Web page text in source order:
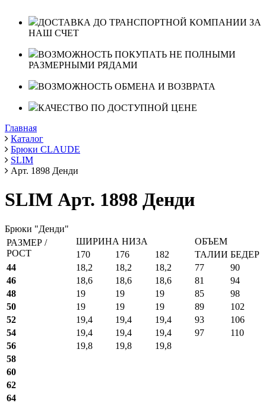
ДОСТАВКА ДО ТРАНСПОРТНОЙ КОМПАНИИ ЗА
НАШ СЧЕТ
ВОЗМОЖНОСТЬ ПОКУПАТЬ НЕ ПОЛНЫМИ
РАЗМЕРНЫМИ РЯДАМИ
ВОЗМОЖНОСТЬ ОБМЕНА И ВОЗВРАТА
КАЧЕСТВО ПО ДОСТУПНОЙ ЦЕНЕ
Главная
Каталог
Брюки CLAUDE
SLIM
Арт. 1898 Денди
SLIM Арт. 1898 Денди
Брюки "Денди"
РАЗМЕР /
РОСТ
ШИРИНА НИЗА
ОБЪЕМ
170
176 182 ТАЛИИ БЕДЕР
44
18,2 18,2 18,2 77
90
46
18,6 18,6 18,6 81
94
48
19 19 19 85
98
50
19 19 19 89
102
52
19,4 19,4 19,4 93
106
54
19,4 19,4 19,4 97
110
56
19,8 19,8
19,8
58
60
62
64